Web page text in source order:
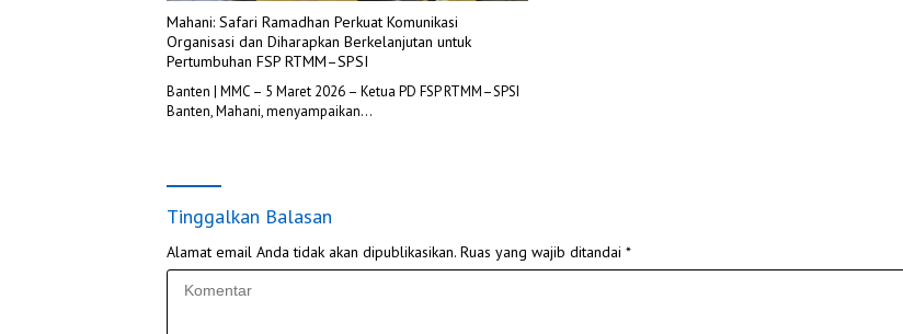
Mahani: Safari Ramadhan Perkuat Komunikasi
Organisasi dan Diharapkan Berkelanjutan untuk
Pertumbuhan FSP RTMM–SPSI
Banten | MMC – 5 Maret 2026 – Ketua PD FSP RTMM–SPSI
Banten, Mahani, menyampaikan…
Tinggalkan Balasan
Alamat email Anda tidak akan dipublikasikan. Ruas yang wajib ditandai *